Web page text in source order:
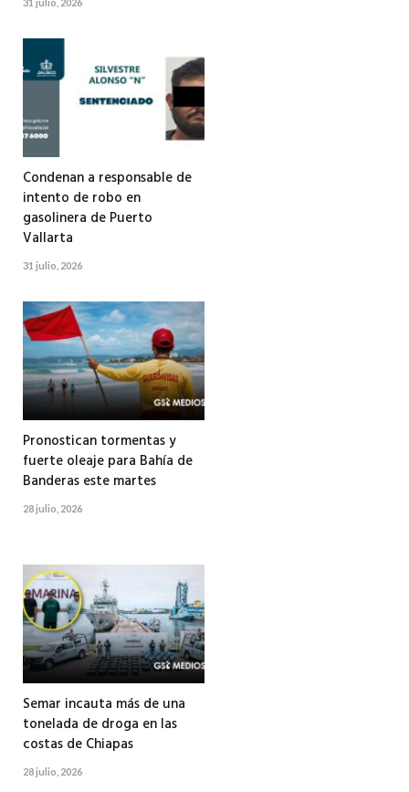
31 julio, 2026
Condenan a responsable de
intento de robo en
gasolinera de Puerto
Vallarta
31 julio, 2026
Pronostican tormentas y
fuerte oleaje para Bahía de
Banderas este martes
28 julio, 2026
Semar incauta más de una
tonelada de droga en las
costas de Chiapas
28 julio, 2026